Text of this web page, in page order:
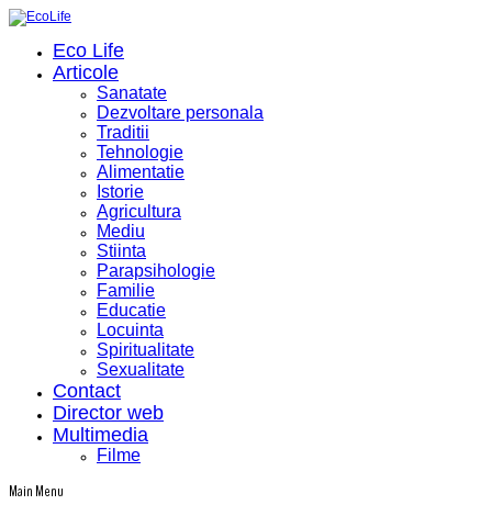
Eco Life
Articole
Sanatate
Dezvoltare personala
Traditii
Tehnologie
Alimentatie
Istorie
Agricultura
Mediu
Stiinta
Parapsihologie
Familie
Educatie
Locuinta
Spiritualitate
Sexualitate
Contact
Director web
Multimedia
Filme
Main Menu